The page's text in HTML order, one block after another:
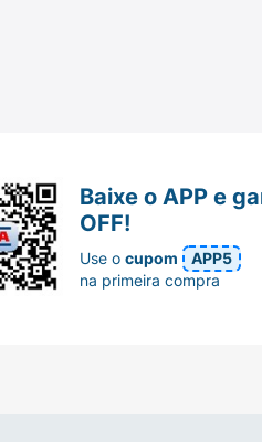
Baixe o APP e
OFF!
Use ocupom
APP5
na primeira compra